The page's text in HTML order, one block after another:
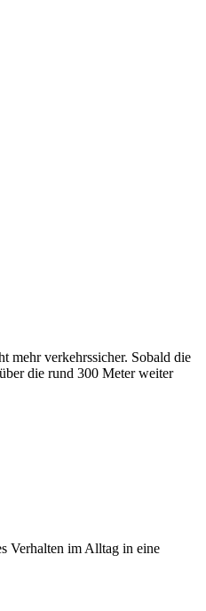
mehr verkehrssicher. Sobald die
die rund 300 Meter weiter
Verhalten im Alltag in eine